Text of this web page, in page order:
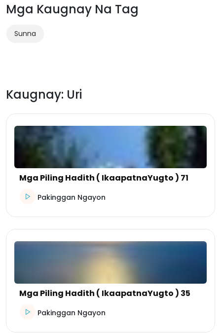
Mga Kaugnay Na Tag
Sunna
Kaugnay: Uri
Mga Piling Hadith ( IkaapatnaYugto ) 71
Pakinggan Ngayon
Mga Piling Hadith ( IkaapatnaYugto ) 35
Pakinggan Ngayon